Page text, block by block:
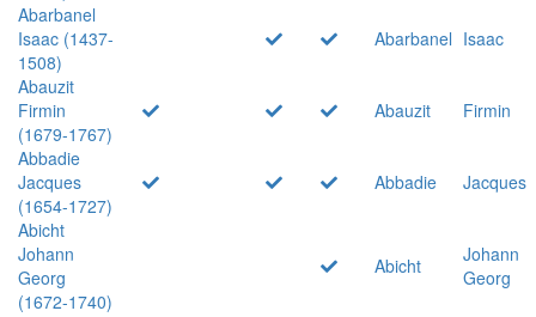
Abarbanel
Isaac (1437-
1508)
Abarbanel Isaac
Abauzit
Firmin
(1679-1767)
Abauzit
Firmin
Abbadie
Jacques
(1654-1727)
Abbadie
Jacques
Abicht
Johann
Georg
(1672-1740)
Abicht
Johann
Georg